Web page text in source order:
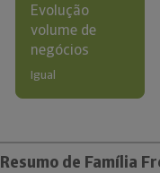
Evolução
volume de
negócios
Igual
Resumo de Família